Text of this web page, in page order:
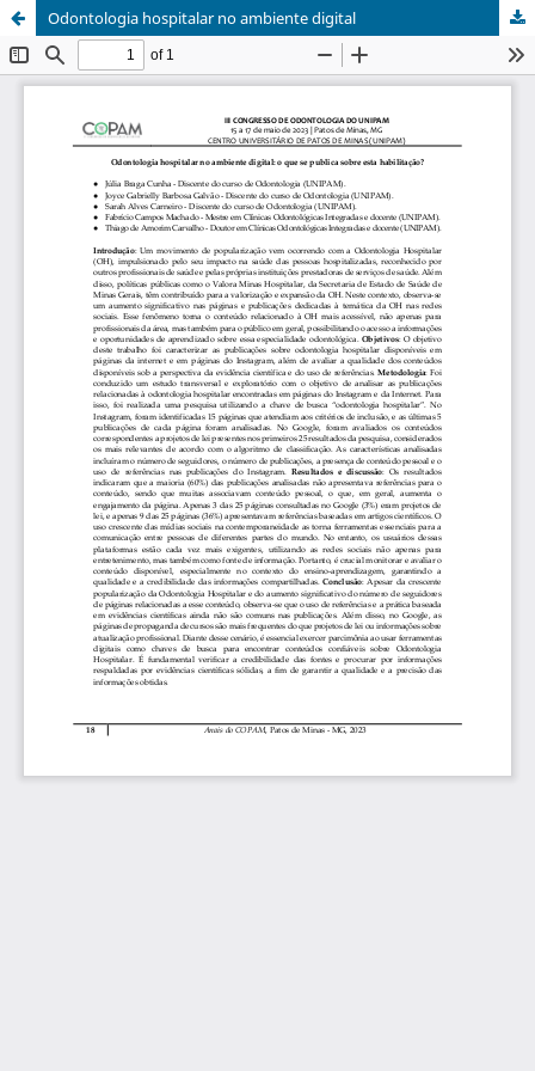
Odontologia hospitalar no ambiente digital